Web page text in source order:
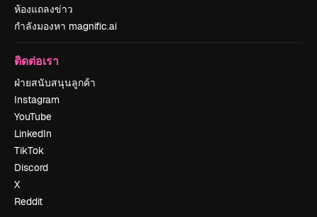
ห้องแถลงข่าว
กำลังมองหา magnific.ai
ติดต่อเรา
ฝ่ายสนับสนุนลูกค้า
Instagram
YouTube
LinkedIn
TikTok
Discord
X
Reddit